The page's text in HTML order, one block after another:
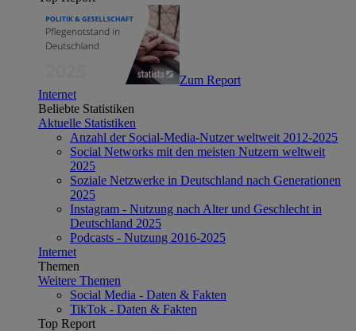
Zum Report
Internet
Beliebte Statistiken
Aktuelle Statistiken
Anzahl der Social-Media-Nutzer weltweit 2012-2025
Social Networks mit den meisten Nutzern weltweit
2025
Soziale Netzwerke in Deutschland nach Generationen
2025
Instagram - Nutzung nach Alter und Geschlecht in
Deutschland 2025
Podcasts - Nutzung 2016-2025
Internet
Themen
Weitere Themen
Social Media - Daten & Fakten
TikTok - Daten & Fakten
Top Report